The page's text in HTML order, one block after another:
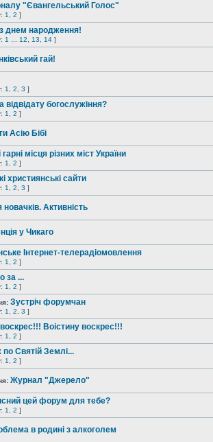
"Євангельський Голос"
1 2 ]
днем народження!
1 12 13 14 ]
гай!
1 2 3 ]
богослужіння?
1 2 ]
Асію Бібі
місця різних міст України
1 2 ]
християнські сайти
1 2 3 ]
Активність
у Чикаго
Інтернет-телерадіомовлення
1 2 ]
за ...
1 2 ]
Зустріч форумчан
1 2 3 ]
Воістину воскрес!!!
1 2 ]
Святій Землі...
1 2 ]
Журнал "Джерело"
цей форум для тебе?
1 2 ]
в родині з алкоголем